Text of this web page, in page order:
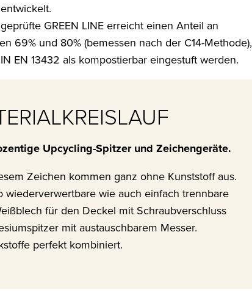
GREEN LINE erreicht einen Anteil an
69% und 80% (bemessen nach der C14-Methode),
EN 13432 als kompostierbar eingestuft werden.
Upcycling-Spitzer und Zeichengeräte.
Zeichen kommen ganz ohne Kunststoff aus.
wie auch einfach trennbare
für den Deckel mit Schraubverschluss
mit austauschbarem Messer.
perfekt kombiniert.